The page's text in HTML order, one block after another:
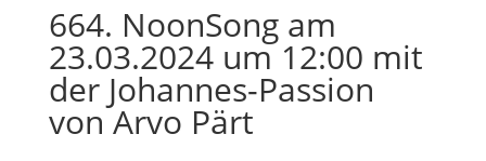
664. NoonSong am
23.03.2024 um 12:00 mit
der Johannes-Passion
von Arvo Pärt